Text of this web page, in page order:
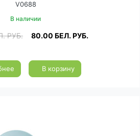
V0688
В наличии
РУБ. 80.00 БЕЛ. РУБ.
В корзину